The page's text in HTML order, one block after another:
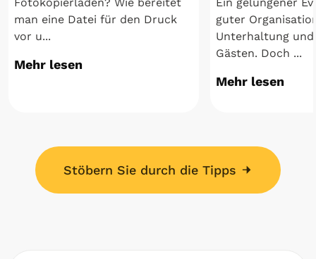
man eine Datei für den Druck
vor u...
Mehr lesen
guter
Unterhaltung
Gästen. Doch ...
Mehr lesen
Stöbern Sie durch die Tipps